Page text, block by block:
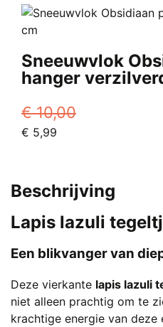
Sneeuwvlok
hanger
€10,00
Oorspronkelijke
€ 10,00.
€ 5,99
€ 5,99.
Beschrijving
Lapis lazuli
Een blikvanger van
Deze vierkante lapis lazuli
niet alleen prachtig om te
krachtige energie van deze